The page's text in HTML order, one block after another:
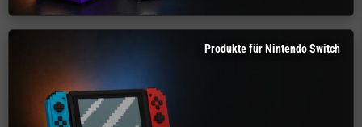
Produkte für Nintendo Switch